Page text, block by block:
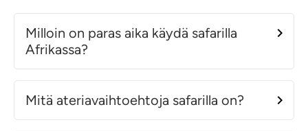
Milloin on paras aika käydä safarilla
Afrikassa?
Mitä ateriavaihtoehtoja safarilla on?